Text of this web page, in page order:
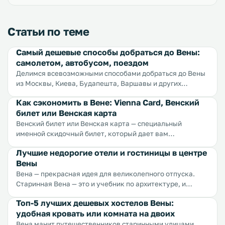
Статьи по теме
Самый дешевые способы добраться до Вены:
самолетом, автобусом, поездом
Делимся всевозможными способами добраться до Вены
из Москвы, Киева, Будапешта, Варшавы и других
Как сэкономить в Вене: Vienna Card, Венский
билет или Венская карта
Венский билет или Венская карта — специальный
именной скидочный билет, который дает вам
туристических целях. Такая услуга предоставляется во
многих туристических городах Европы, но Венская карта
признана самой выгодной и удобной.
Лучшие недорогие отели и гостиницы в центре
Вены
Вена — прекрасная идея для великолепного отпуска.
Старинная Вена — это и учебник по архитектуре, и
всевозможных услуг, этот город очаровывает всех, кто
его посещает. Но вена также известна и как довольно
Топ-5 лучших дешевых хостелов Вены:
удобная кровать или комната на двоих